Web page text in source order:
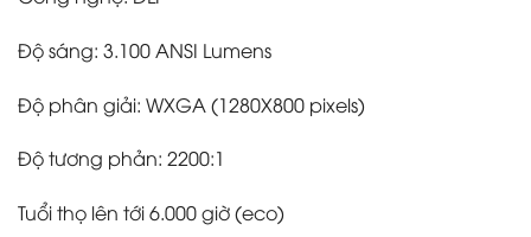
Độ sáng: 3.100 ANSI Lumens
Độ phân giải: WXGA (1280X800 pixels)
Độ tương phản: 2200:1
Tuổi thọ lên tới 6.000 giờ (eco)